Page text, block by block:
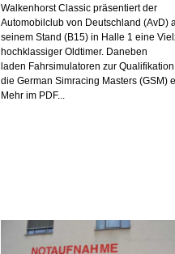
Walkenhorst Classic präsentiert der
Automobilclub von Deutschland (AvD)
seinem Stand (B15) in Halle 1 eine
hochklassiger Oldtimer. Daneben
laden Fahrsimulatoren zur
die German Simracing Masters (GSM)
Mehr im PDF...